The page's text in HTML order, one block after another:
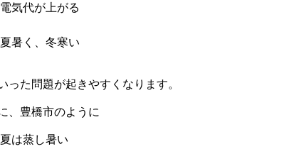
電気代が 上がる
夏暑 く、 冬寒い
った 問題が起きやすく なり ます。
、 豊橋市のよう に
夏は蒸し暑い